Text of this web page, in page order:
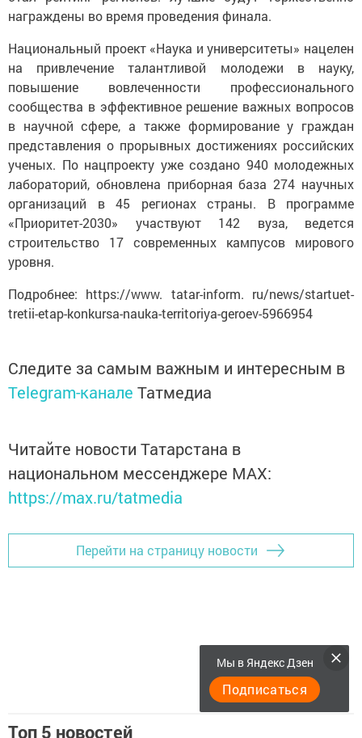
награждены во время проведения финала.
Национальный проект «Наука и университеты» нацелен
на привлечение талантливой молодежи в науку,
повышение вовлеченности профессионального
сообщества в эффективное решение важных вопросов
в научной сфере, а также формирование у граждан
представления о прорывных достижениях российских
ученых. По нацпроекту уже создано 940 молодежных
лабораторий, обновлена приборная база 274 научных
организаций в 45 регионах страны. В программе
«Приоритет-2030» участвуют 142 вуза, ведется
строительство 17 современных кампусов мирового
уровня.
Подробнее: https://www. tatar-inform. ru/news/startuet-
tretii-etap-konkursa-nauka-territoriya-geroev-5966954
Следите за самым важным и интересным в
Telegram-канале Татмедиа
Читайте новости Татарстана в
национальном мессенджере MАХ:
https://max.ru/tatmedia
Перейти на страницу новости
Топ 5 новостей
Мы в Яндекс Дзен
Подписаться